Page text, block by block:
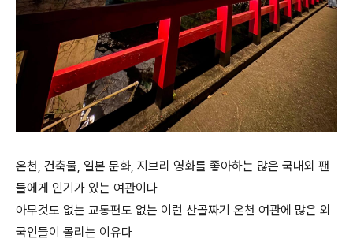
온천, 건축물, 일본 문화, 지브리 영화를 좋아하는 많은 국내외 팬
들에게 인기가 있는 여관이다
아무것도 없는 교통편도 없는 이런 산골짜기 온천 여관에 많은 외
국인들이 몰리는 이유다